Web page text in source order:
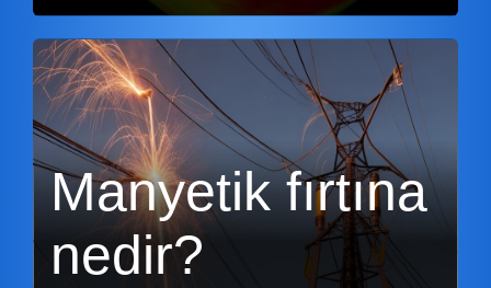
Manyetik fırtına
nedir?